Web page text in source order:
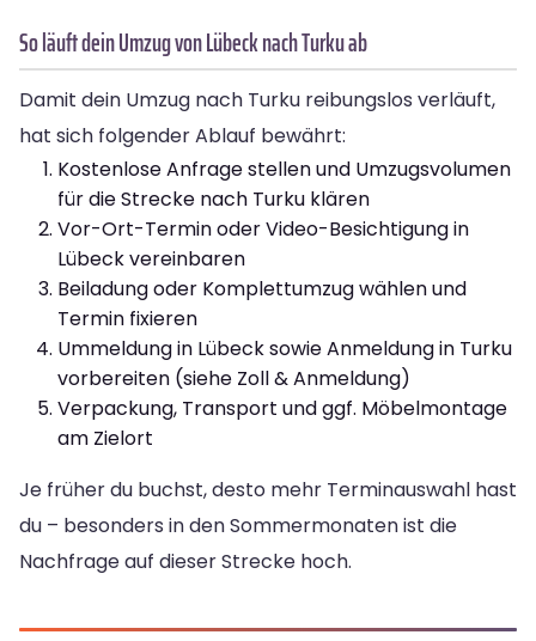
So läuft dein Umzug von Lübeck nach Turku ab
Damit dein Umzug nach Turku reibungslos verläuft,
hat sich folgender Ablauf bewährt:
Kostenlose Anfrage stellen und Umzugsvolumen
für die Strecke nach Turku klären
Vor-Ort-Termin oder Video-Besichtigung in
Lübeck vereinbaren
Beiladung oder Komplettumzug wählen und
Termin fixieren
Ummeldung in Lübeck sowie Anmeldung in Turku
vorbereiten (siehe Zoll & Anmeldung)
Verpackung, Transport und ggf. Möbelmontage
am Zielort
Je früher du buchst, desto mehr Terminauswahl hast
du – besonders in den Sommermonaten ist die
Nachfrage auf dieser Strecke hoch.